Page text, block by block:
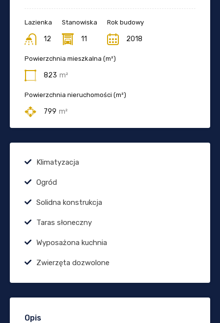
Lazienka
12
Stanowiska
11
Rok budowy
2018
Powierzchnia mieszkalna (m²)
823 m²
Powierzchnia nieruchomości (m²)
799 m²
Klimatyzacja
Ogród
Solidna konstrukcja
Taras słoneczny
Wyposażona kuchnia
Zwierzęta dozwolone
Opis